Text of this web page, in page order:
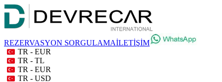
REZERVASYON SORGULAMAİLETİŞİM
TR - EUR
TR - TL
TR - EUR
TR - USD